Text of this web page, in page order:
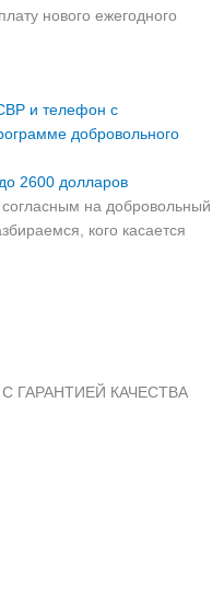
нового ежегодного
2600 долларов
на добровольный
кого касается
ГАРАНТИЕЙ КАЧЕСТВА